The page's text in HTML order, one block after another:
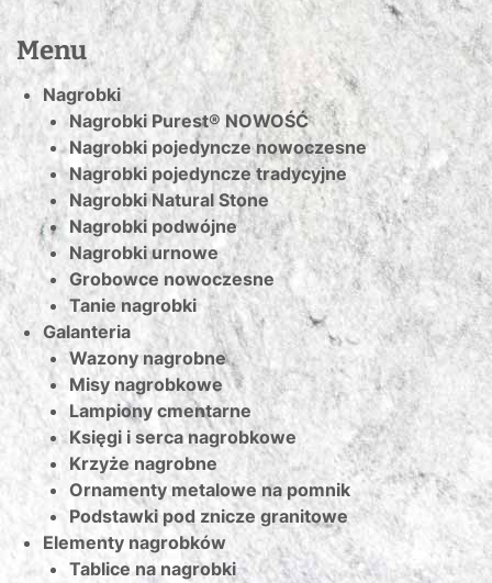
Menu
Nagrobki
Nagrobki Purest® NOWOŚĆ
Nagrobki pojedyncze nowoczesne
Nagrobki pojedyncze tradycyjne
Nagrobki Natural Stone
Nagrobki podwójne
Nagrobki urnowe
Grobowce nowoczesne
Tanie nagrobki
Galanteria
Wazony nagrobne
Misy nagrobkowe
Lampiony cmentarne
Księgi i serca nagrobkowe
Krzyże nagrobne
Ornamenty metalowe na pomnik
Podstawki pod znicze granitowe
Elementy nagrobków
Tablice na nagrobki